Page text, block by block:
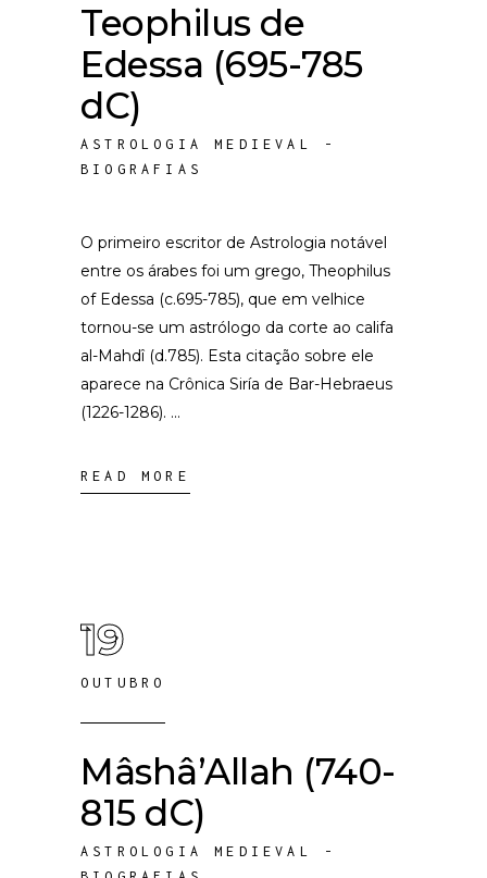
Teophilus de
Edessa (695-785
dC)
ASTROLOGIA MEDIEVAL -
BIOGRAFIAS
O primeiro escritor de Astrologia notável
entre os árabes foi um grego, Theophilus
of Edessa (c.695-785), que em velhice
tornou-se um astrólogo da corte ao califa
al-Mahdî (d.785). Esta citação sobre ele
aparece na Crônica Siría de Bar-Hebraeus
(1226-1286).
READ MORE
19
OUTUBRO
Mâshâ’Allah (740-
815 dC)
ASTROLOGIA MEDIEVAL -